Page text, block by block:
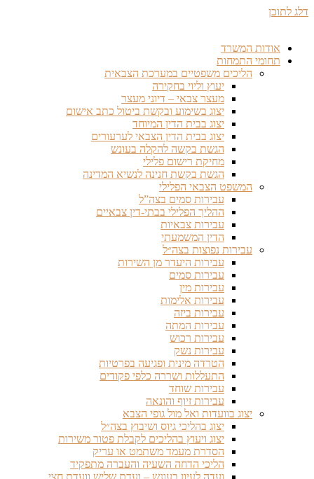
דלג לתוכן
אודות המשרד
תחומי התמחות
הליכים משפטיים במערכת הצבאית
יעוץ וליוי בחקירה
מעצר צבאי – דיוני מעצר
יצוג בשימוע ובקשת ביטול כתב אישום
יצוג בבית הדין המיוחד
יצוג בבית הדין הצבאי לערעורים
הגשת בקשה להקלה בעונש
מחיקת רישום פלילי
הגשת בקשת חנינה לנשיא המדינה
המשפט הצבאי הפלילי
עבירות סמים בצה”ל
ההליך הפלילי בבתי-דין צבאיים
עבירות צבאיות
הדין המשמעתי
עבירות נפוצות בצה״ל
עבירות היעדר מן השירות
עבירות סמים
עבירות מין
עבירות אלימות
עבירות ביזה
עבירות המתה
עבירות רכוש
עבירות נשק
הטרדה מינית ופגיעה בפרטיות
התעללות ושררה כלפי פקודים
עבירות שוחד
עבירות זיוף והונאה
יצוג בוועדות ואל מול גופי הצבא
יצוג בהליכי גיוס ושיבוץ בצה״ל
יצוג ויעוץ בהליכים לקבלת פטור משירות
הסדרת מעמד משתמט או עריק
הליכי הדחה השעיה והעברה מתפקיד
ועדה לעיון בעונש – ועדת שליש וועדת חצי